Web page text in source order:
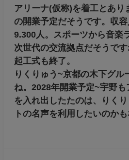
何をしてもしても成就できま
「二刀流」~逃げ道
5 名無しの王子: 2026年05月16日
※2
>>りくりゅうのショーに出
2026年5月11日の情報による
アリーナ(仮称)を着工とあ
の開業予定だそうです。収